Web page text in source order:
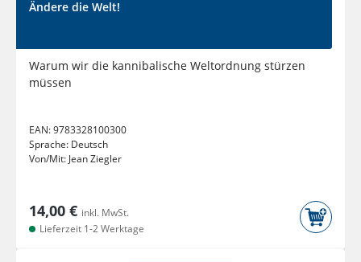
Ändere die Welt!
Warum wir die kannibalische Weltordnung stürzen
müssen
EAN:9783328100300
Sprache: Deutsch
Von/Mit: Jean Ziegler
14,00 € inkl. MwSt.
Lieferzeit 1-2 Werktage